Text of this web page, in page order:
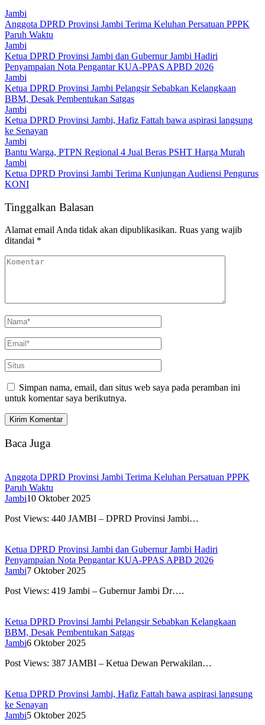
Jambi
Anggota DPRD Provinsi Jambi Terima Keluhan Persatuan PPPK
Paruh Waktu
Jambi
Ketua DPRD Provinsi Jambi dan Gubernur Jambi Hadiri
Penyampaian Nota Pengantar KUA-PPAS APBD 2026
Jambi
Ketua DPRD Provinsi Jambi Pelangsir Sebabkan Kelangkaan
BBM, Desak Pembentukan Satgas
Jambi
Ketua DPRD Provinsi Jambi, Hafiz Fattah bawa aspirasi langsung
ke Senayan
Jambi
Bantu Warga, PTPN Regional 4 Jual Beras PSHT Harga Murah
Jambi
Ketua DPRD Provinsi Jambi Terima Kunjungan Audiensi Pengurus
KONI
Tinggalkan Balasan
Alamat email Anda tidak akan dipublikasikan. Ruas yang wajib
ditandai *
Simpan nama, email, dan situs web saya pada peramban ini
untuk komentar saya berikutnya.
Baca Juga
Anggota DPRD Provinsi Jambi Terima Keluhan Persatuan PPPK
Paruh Waktu
Jambi10 Oktober 2025
Post Views: 440 JAMBI – DPRD Provinsi Jambi…
Ketua DPRD Provinsi Jambi dan Gubernur Jambi Hadiri
Penyampaian Nota Pengantar KUA-PPAS APBD 2026
Jambi7 Oktober 2025
Post Views: 419 Jambi – Gubernur Jambi Dr….
Ketua DPRD Provinsi Jambi Pelangsir Sebabkan Kelangkaan
BBM, Desak Pembentukan Satgas
Jambi6 Oktober 2025
Post Views: 387 JAMBI – Ketua Dewan Perwakilan…
Ketua DPRD Provinsi Jambi, Hafiz Fattah bawa aspirasi langsung
ke Senayan
Jambi5 Oktober 2025